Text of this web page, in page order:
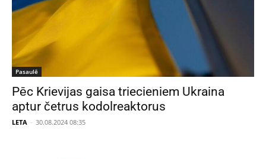
Pasaulē
Pēc Krievijas gaisa triecieniem Ukraina
aptur četrus kodolreaktorus
LETA - 30.08.2024 08:35